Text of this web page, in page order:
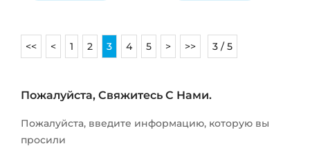
<< < 1 2 3 4 5 > >> 3 / 5
Пожалуйста, Свяжитесь С Нами.
Пожалуйста, введите информацию, которую вы
просили